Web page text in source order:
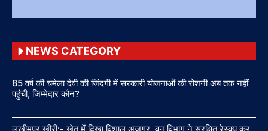
NEWS CATEGORY
85 वर्ष की चमेला देवी की जिंदगी में सरकारी योजनाओं की रोशनी अब तक नहीं
पहुंची, जिम्मेदार कौन?